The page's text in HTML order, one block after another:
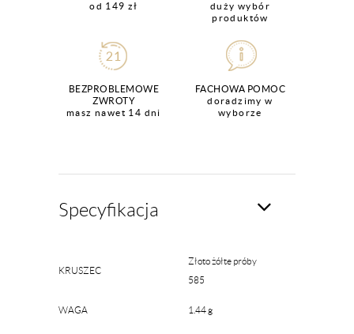
od 149 zł
duży wybór
produktów
BEZPROBLEMOWE
ZWROTY
masz nawet 14 dni
FACHOWA POMOC
doradzimy w
wyborze
Specyfikacja
KRUSZEC
Złoto żółte próby
585
WAGA 1.44 g